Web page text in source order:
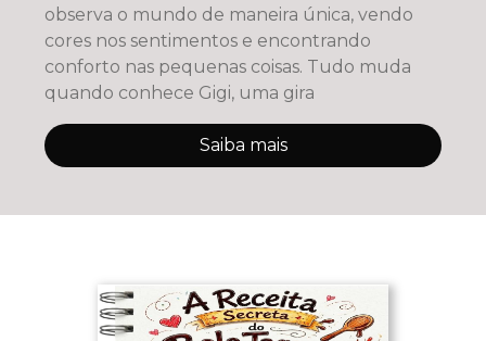
observa o mundo de maneira única, vendo
cores nos sentimentos e encontrando
conforto nas pequenas coisas. Tudo muda
quando conhece Gigi, uma gira
Saiba mais